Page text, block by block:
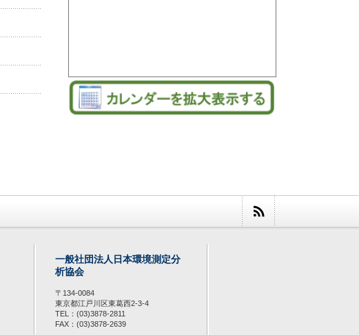
一般社団法人日本環境測定分
析協会
〒134-0084
東京都江戸川区東葛西2-3-4
TEL：(03)3878-2811
FAX：(03)3878-2639